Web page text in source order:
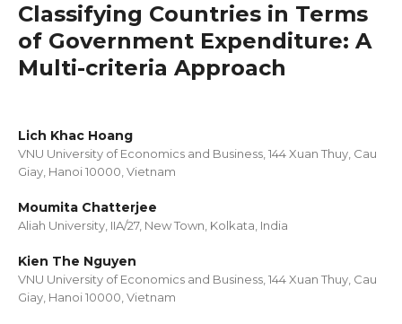
Classifying Countries in Terms
of Government Expenditure: A
Multi-criteria Approach
Lich Khac Hoang
VNU University of Economics and Business, 144 Xuan Thuy, Cau
Giay, Hanoi 10000, Vietnam
Moumita Chatterjee
Aliah University, IIA/27, New Town, Kolkata, India
Kien The Nguyen
VNU University of Economics and Business, 144 Xuan Thuy, Cau
Giay, Hanoi 10000, Vietnam